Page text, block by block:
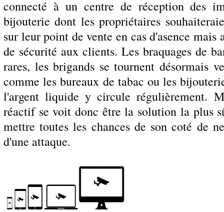
connecté à un centre de réception des
bijouterie dont les propriétaires
sur leur point de vente en cas d'asence
de sécurité aux clients. Les braquages de
rares, les brigands se tournent désormais
comme les bureaux de tabac ou les
l'argent liquide y circule régulièrement.
réactif se voit donc être la solution la plus
mettre toutes les chances de son coté de
d'une attaque.